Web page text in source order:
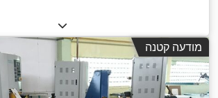
מודעה קטנה